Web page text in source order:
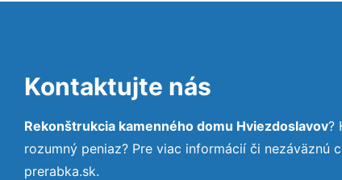
Kontaktujte nás
Rekonštrukcia kamenného domu Hviezdoslavov?
rozumný peniaz? Pre viac informácií či
prerabka.sk.